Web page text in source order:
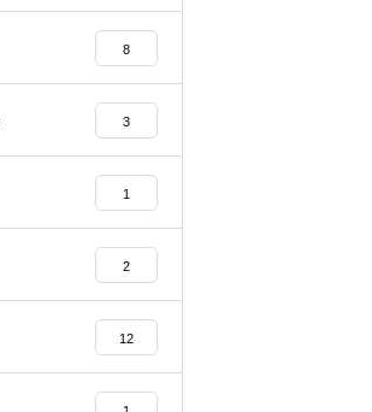
8
3
1
2
12